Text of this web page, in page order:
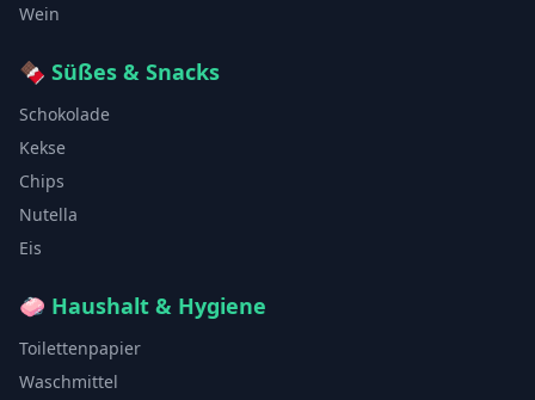
Wein
🍫 Süßes & Snacks
Schokolade
Kekse
Chips
Nutella
Eis
🧼 Haushalt & Hygiene
Toilettenpapier
Waschmittel